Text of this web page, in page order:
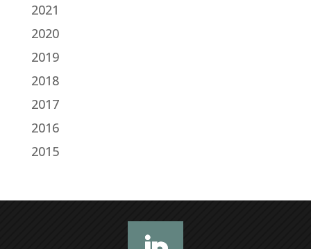
2021
2020
2019
2018
2017
2016
2015